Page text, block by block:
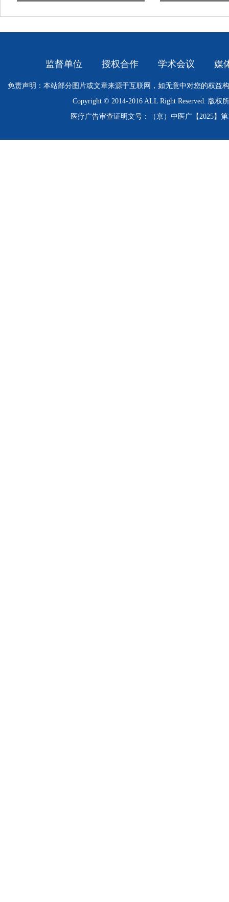
监督单位 授权合作 学术会议 媒
免责声明：本站部分图片或文章来源于互联网，如无意中对您的权益
Copyright © 2014-2016 ALL Right Reserved. 版
医疗广告审查证明文号：（京）中医广【2025】